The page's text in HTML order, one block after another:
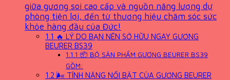
giữa gương soi cao cấp và nguồn năng lượng dự
phòng tiện lợi, đến từ thương hiệu chăm sóc sức
khỏe hàng đầu của Đức!
1.1 🔥 LÝ DO BẠN NÊN SỞ HỮU NGAY GƯƠNG
BEURER BS39
1.1.1 📦 BỘ SẢN PHẨM GƯƠNG BEURER BS39
GỒM:
1.2 🌬 TÍNH NĂNG NỔI BẬT CỦA GƯƠNG BEURER